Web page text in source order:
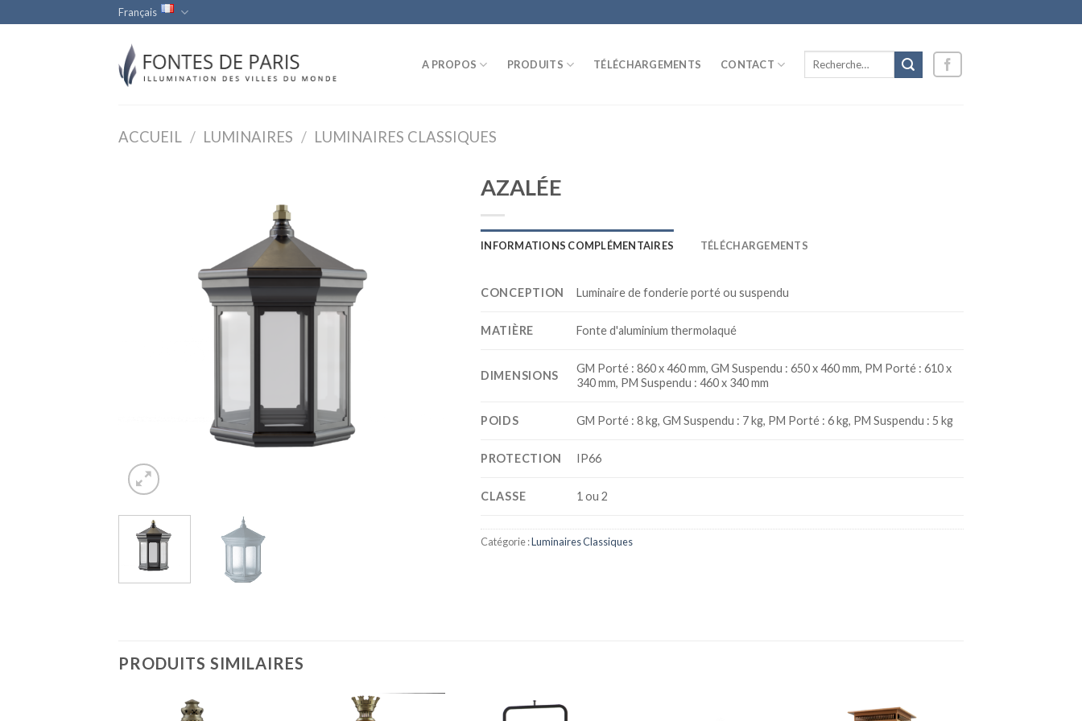
to
Français
A PROPOS PRODUITS TÉLÉCHARGEMENTS CONTACT
Recherche
ACCUEIL / LUMINAIRES / LUMINAIRES CLASSIQUES
AZALÉE
INFORMATIONS COMPLÉMENTAIRES TÉLÉCHARGEMENTS
CONCEPTION Luminaire de fonderie porté ou suspendu
MATIÈRE Fonte d'aluminium thermolaqué
DIMENSIONS
GM Porté : 860 x 460 mm, GM Suspendu : 650 x 460 mm, PM Porté : 610 x
340 mm, PM Suspendu : 460 x 340 mm
POIDS GM Porté : 8 kg, GM Suspendu : 7 kg, PM Porté : 6 kg, PM Suspendu : 5 kg
PROTECTION IP66
CLASSE 1 ou 2
Catégorie :Luminaires Classiques
PRODUITS SIMILAIRES